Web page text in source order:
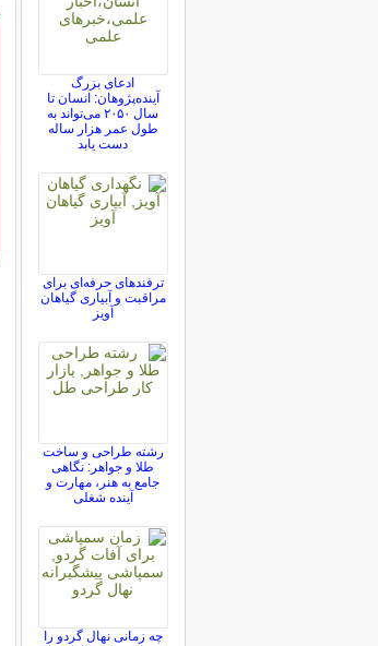
ادعای بزرگ
آینده‌پژوهان: انسان تا
سال ۲۰۵۰ می‌تواند به
طول عمر هزار ساله
دست یابد
ترفندهای حرفه‌ای برای
مراقبت و آبیاری گیاهان
آویز
رشته طراحی و ساخت
طلا و جواهر: نگاهی
جامع به هنر، مهارت و
آینده شغلی
چه زمانی نهال گردو را